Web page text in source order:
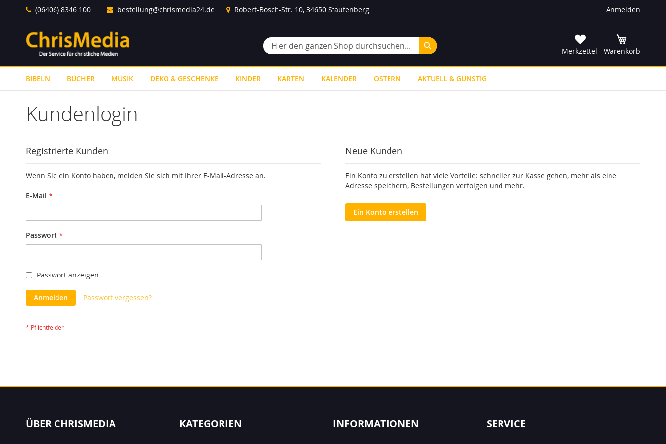
Direkt
Inhalt
Anmelden
(06406) 8346 100 bestellung@chrismedia24.de Robert-Bosch-Str. 10, 34650 Staufenberg
Suche
Suche
Merkzettel
Warenkorb
BIBELN BÜCHER MUSIK DEKO & GESCHENKE KINDER KARTEN KALENDER OSTERN AKTUELL & GÜNSTIG
Kundenlogin
Registrierte Kunden
Wenn Sie ein Konto haben, melden Sie sich mit Ihrer E-Mail-Adresse an.
E-Mail
Passwort
Passwort anzeigen
Anmelden Passwort vergessen?
Neue Kunden
Ein Konto zu erstellen hat viele Vorteile: schneller zur Kasse gehen, mehr als eine
Adresse speichern, Bestellungen verfolgen und mehr.
Ein Konto erstellen
ÜBER CHRISMEDIA KATEGORIEN INFORMATIONEN SERVICE